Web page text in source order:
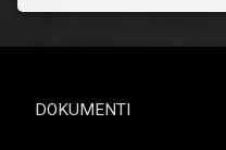
DOKUMENTI